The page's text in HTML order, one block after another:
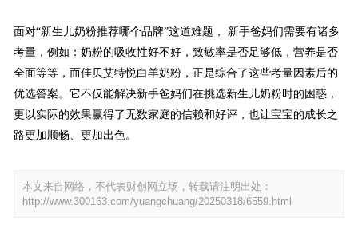
面对“新生儿奶粉推荐哪个品牌”这道难题， 新手爸妈们需要有诸多
考量，例如：奶粉的吸收性好不好，致敏率是否足够低，营养是否
全面等等，而佳贝艾特悦白羊奶粉，正是综合了这些考量因素后的
优选答案。它不仅能解决新手爸妈们在挑选新生儿奶粉时的困惑，
更以实际的效果赢得了无数家庭的信赖和好评，也让宝宝的成长之
路更加顺畅、更加出色。
本文来自网络，不代表财创网立场，转载请注明出处：
http://www.300163.com/yuangchuang/20250318/6559.html